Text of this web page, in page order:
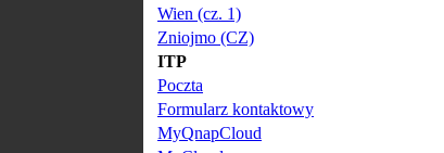
Wien (cz. 1)
Zniojmo (CZ)
ITP
Poczta
Formularz kontaktowy
MyQnapCloud